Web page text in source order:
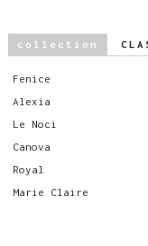
collection
Fenice
Alexia
Le Noci
Canova
Royal
Marie Claire